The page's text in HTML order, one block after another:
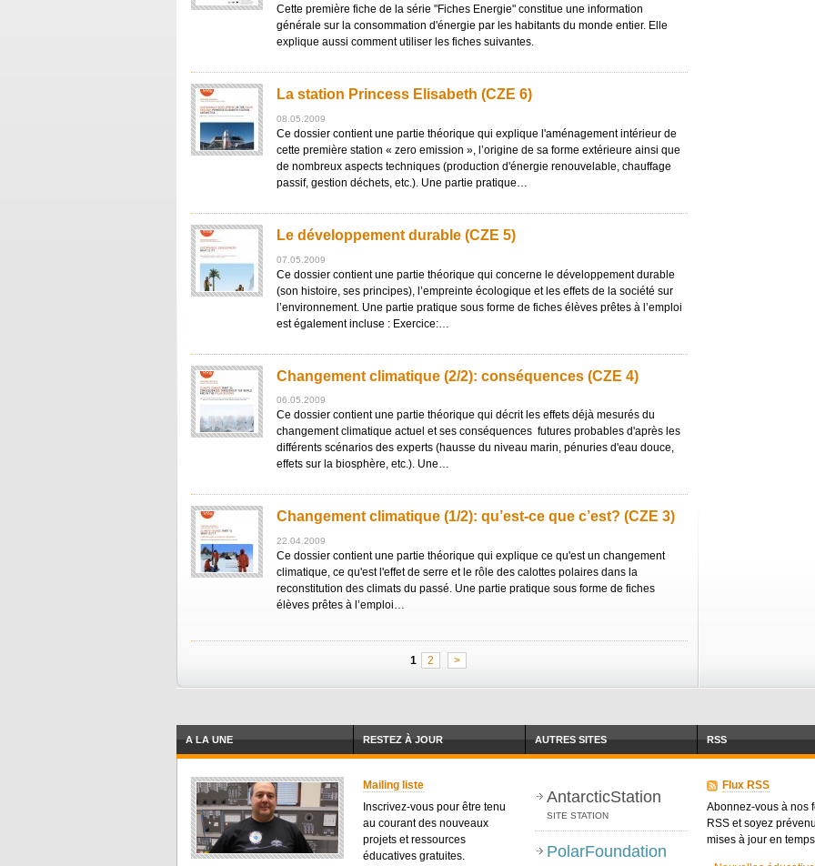
Cette première fiche de la série "Fiches Energie" constitue une information
générale sur la consommation d'énergie par les habitants du monde entier. Elle
explique aussi comment utiliser les fiches suivantes.
La station Princess Elisabeth (CZE 6)
08.05.2009
Ce dossier contient une partie théorique qui explique l'aménagement intérieur de
cette première station « zero emission », l’origine de sa forme extérieure ainsi que
de nombreux aspects techniques (production d'énergie renouvelable, chauffage
passif, gestion déchets, etc.). Une partie pratique…
Le développement durable (CZE 5)
07.05.2009
Ce dossier contient une partie théorique qui concerne le développement durable
(son histoire, ses principes), l’empreinte écologique et les effets de la société sur
l’environnement. Une partie pratique sous forme de fiches élèves prêtes à l’emploi
est également incluse : Exercice:…
Changement climatique (2/2): conséquences (CZE 4)
06.05.2009
Ce dossier contient une partie théorique qui décrit les effets déjà mesurés du
changement climatique actuel et ses conséquences futures probables d'après les
différents scénarios des experts (hausse du niveau marin, pénuries d'eau douce,
effets sur la biosphère, etc.). Une…
Changement climatique (1/2): qu’est-ce que c’est? (CZE 3)
22.04.2009
Ce dossier contient une partie théorique qui explique ce qu'est un changement
climatique, ce qu'est l'effet de serre et le rôle des calottes polaires dans la
reconstitution des climats du passé. Une partie pratique sous forme de fiches
élèves prêtes à l’emploi…
1 2 >
A LA UNE RESTEZ À JOUR
Mailing liste
Inscrivez-vous pour être tenu
au courant des nouveaux
projets et ressources
éducatives gratuites.
AUTRES SITES
AntarcticStation
SITE STATION
PolarFoundation
RSS
Flux RSS
Abonnez-vous à nos
RSS et soyez
mises à jour en temps